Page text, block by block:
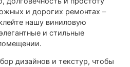
и дорогих ремонтах –
нашу виниловую
и стильные
дизайнов и текстур, чтобы